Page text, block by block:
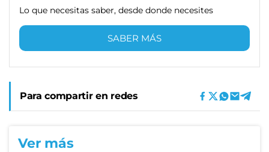
Lo que necesitas saber, desde donde necesites
SABER MÁS
Para compartir en redes
Ver más